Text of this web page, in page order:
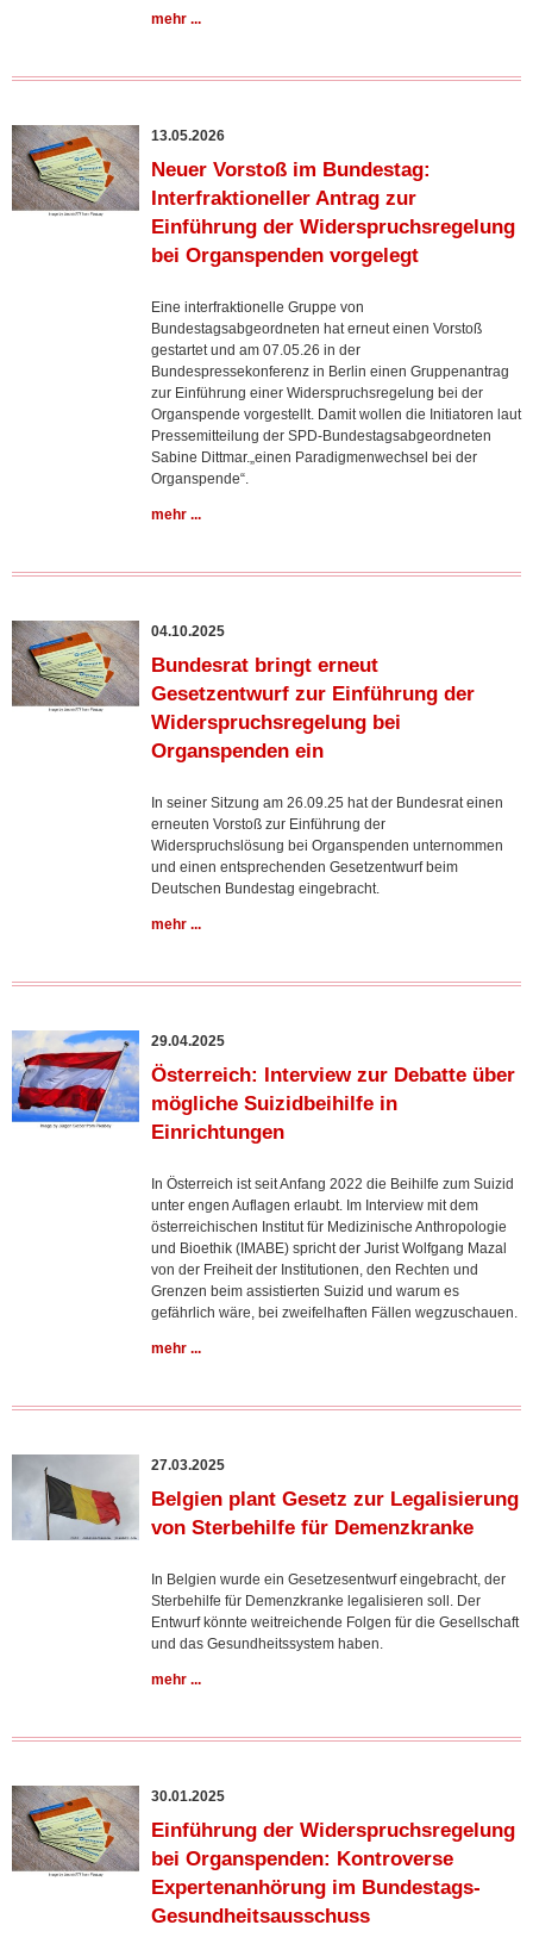
mehr ...
13.05.2026
Neuer Vorstoß im Bundestag:
Interfraktioneller Antrag zur
Einführung der Widerspruchsregelung
bei Organspenden vorgelegt
Eine interfraktionelle Gruppe von
Bundestagsabgeordneten hat erneut einen Vorstoß
gestartet und am 07.05.26 in der
Bundespressekonferenz in Berlin einen Gruppenantrag
zur Einführung einer Widerspruchsregelung bei der
Organspende vorgestellt. Damit wollen die Initiatoren laut
Pressemitteilung der SPD-Bundestagsabgeordneten
Sabine Dittmar.„einen Paradigmenwechsel bei der
Organspende“.
mehr ...
04.10.2025
Bundesrat bringt erneut
Gesetzentwurf zur Einführung der
Widerspruchsregelung bei
Organspenden ein
In seiner Sitzung am 26.09.25 hat der Bundesrat einen
erneuten Vorstoß zur Einführung der
Widerspruchslösung bei Organspenden unternommen
und einen entsprechenden Gesetzentwurf beim
Deutschen Bundestag eingebracht.
mehr ...
29.04.2025
Österreich: Interview zur Debatte über
mögliche Suizidbeihilfe in
Einrichtungen
In Österreich ist seit Anfang 2022 die Beihilfe zum Suizid
unter engen Auflagen erlaubt. Im Interview mit dem
österreichischen Institut für Medizinische Anthropologie
und Bioethik (IMABE) spricht der Jurist Wolfgang Mazal
von der Freiheit der Institutionen, den Rechten und
Grenzen beim assistierten Suizid und warum es
gefährlich wäre, bei zweifelhaften Fällen wegzuschauen.
mehr ...
27.03.2025
Belgien plant Gesetz zur Legalisierung
von Sterbehilfe für Demenzkranke
In Belgien wurde ein Gesetzesentwurf eingebracht, der
Sterbehilfe für Demenzkranke legalisieren soll. Der
Entwurf könnte weitreichende Folgen für die Gesellschaft
und das Gesundheitssystem haben.
mehr ...
30.01.2025
Einführung der Widerspruchsregelung
bei Organspenden: Kontroverse
Expertenanhörung im Bundestags-
Gesundheitsausschuss